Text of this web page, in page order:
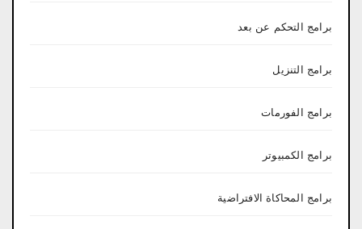
برامج التحكم عن بعد
برامج التنزيل
برامج الفورمات
برامج الكمبيوتر
برامج المحاكاة الافتراضية